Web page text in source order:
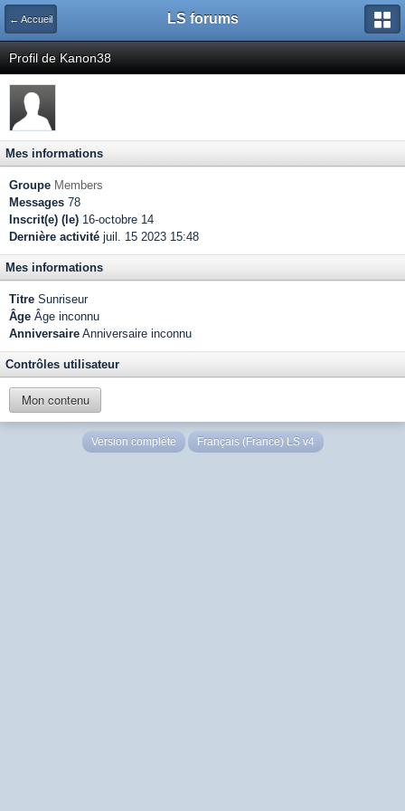
← Accueil LS forums
Profil de Kanon38
Mes informations
Groupe Members
Messages 78
Inscrit(e) (le) 16-octobre 14
Dernière activité juil. 15 2023 15:48
Mes informations
Titre Sunriseur
Âge Âge inconnu
Anniversaire Anniversaire inconnu
Contrôles utilisateur
Mon contenu
Version complète Français (France) LS v4